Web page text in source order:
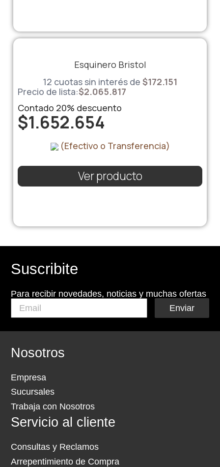
Esquinero Bristol
12 cuotas sin interés de $172.151
Precio de lista:$2.065.817
Contado 20% descuento
$1.652.654
(Efectivo o Transferencia)
Ver producto
Suscribite
Para recibir novedades, noticias y muchas ofertas
Enviar
Nosotros
Empresa
Sucursales
Trabaja con Nosotros
Servicio al cliente
Consultas y Reclamos
Arrepentimiento de Compra